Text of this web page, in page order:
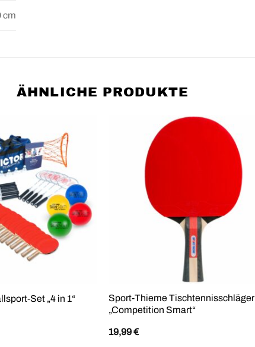
cm
ÄHNLICHE PRODUKTE
Set „4 in 1“
Sport-Thieme Tischtennisschläger
„Competition Smart“
19,99€